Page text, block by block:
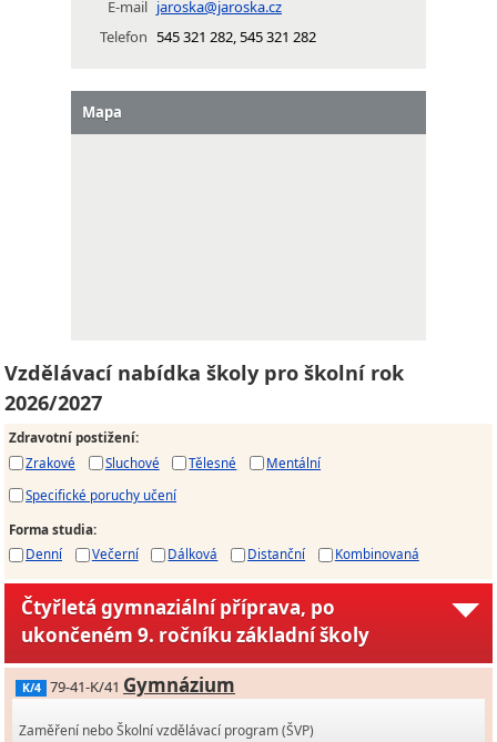
E-mail jaroska@jaroska.cz
Telefon 545 321 282, 545 321 282
Mapa
Vzdělávací nabídka školy pro školní rok
2026/2027
Zdravotní postižení:
Zrakové
Sluchové Tělesné
Mentální
Specifické poruchy učení
Forma studia:
Denní
Večerní Dálková Distanční Kombinovaná
Čtyřletá gymnaziální příprava, po
ukončeném 9. ročníku základní školy
K/4 79-41-K/41 Gymnázium
Zaměření nebo Školní vzdělávací program (ŠVP)